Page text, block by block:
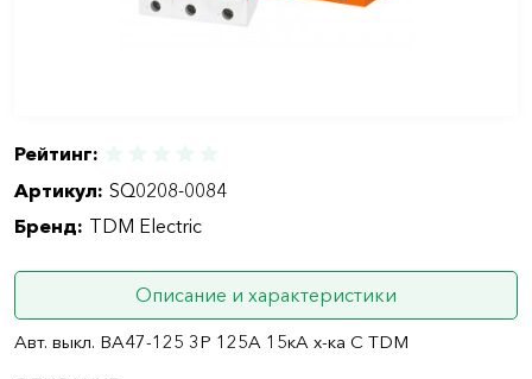
Рейтинг:
Артикул: SQ0208-0084
Бренд: TDM Electric
Описание и характеристики
Авт. выкл. ВА47-125 3Р 125А 15кА х-ка С TDM